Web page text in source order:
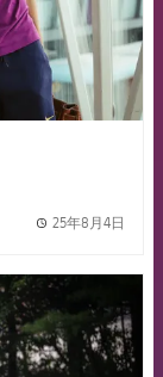
25年8月4日